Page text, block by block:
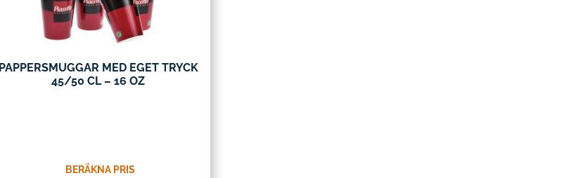
PAPPERSMUGGAR MED EGET TRYCK
45/50 CL – 16 OZ
BERÄKNA PRIS